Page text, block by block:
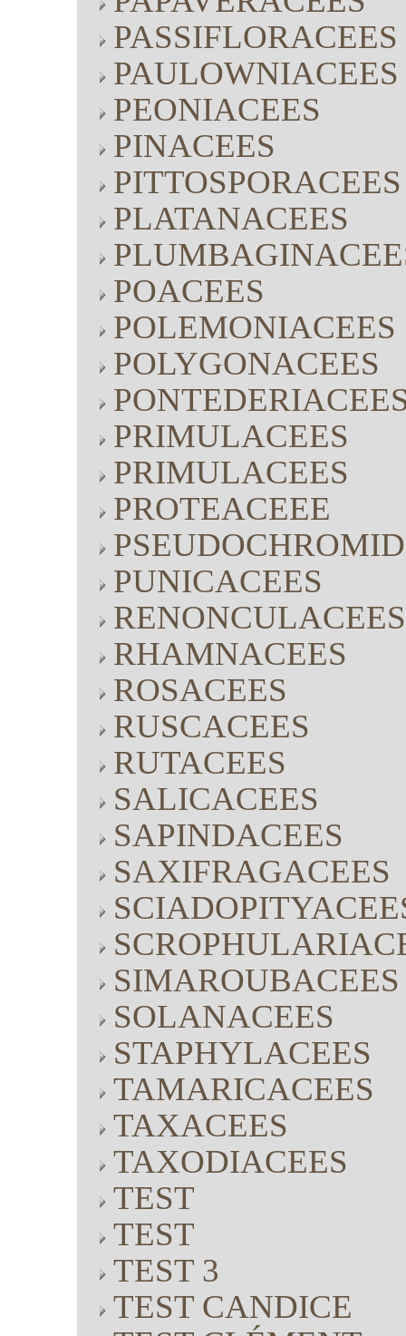
PASSIFLORACEES
PAULOWNIACEES
PEONIACEES
PINACEES
PITTOSPORACEES
PLATANACEES
POACEES
POLEMONIACEES
POLYGONACEES
PRIMULACEES
PRIMULACEES
PROTEACEEE
PUNICACEES
RENONCULACEES
RHAMNACEES
ROSACEES
RUSCACEES
RUTACEES
SALICACEES
SAPINDACEES
SAXIFRAGACEES
SIMAROUBACEES
SOLANACEES
STAPHYLACEES
TAMARICACEES
TAXACEES
TAXODIACEES
TEST
TEST
TEST 3
TEST CANDICE